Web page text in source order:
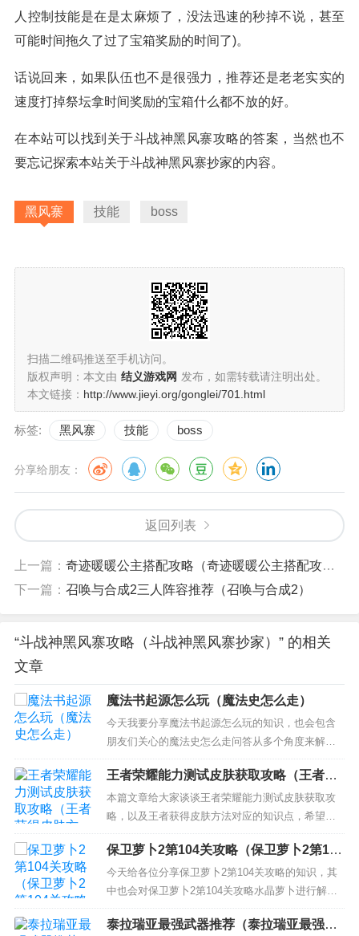
人控制技能是在是太麻烦了，没法迅速的秒掉不说，甚至
可能时间拖久了过了宝箱奖励的时间了)。
话说回来，如果队伍也不是很强力，推荐还是老老实实的
速度打掉祭坛拿时间奖励的宝箱什么都不放的好。
在本站可以找到关于斗战神黑风寨攻略的答案，当然也不
要忘记探索本站关于斗战神黑风寨抄家的内容。
黑风寨 技能 boss
扫描二维码推送至手机访问。
版权声明：本文由 结义游戏网 发布，如需转载请注明出处。
本文链接： http://www.jieyi.org/gonglei/701.html
标签: 黑风寨 技能 boss
分享给朋友：
返回列表
上一篇： 奇迹暖暖公主搭配攻略（奇迹暖暖公主搭配攻略图）
下一篇： 召唤与合成2三人阵容推荐（召唤与合成2）
“斗战神黑风寨攻略（斗战神黑风寨抄家）” 的相关
文章
魔法书起源怎么玩（魔法史怎么走）
今天我要分享魔法书起源怎么玩的知识，也会包含
朋友们关心的魔法史怎么走问答从多个角度来解
答，我希望能够解决你现在遇到的问题！ 本文目录
一览： 1、我的世界魔法书有什么用 属性用途详解
详解怎么玩 2、魔法书有什么用 3、我的世界里的魔
法书怎么用 我的世界手机版魔法书怎么使用 4、魔
法书起...
王者荣耀能力测试皮肤获取攻略（王者获
得皮肤方法）
本篇文章给大家谈谈王者荣耀能力测试皮肤获取攻
略，以及王者获得皮肤方法对应的知识点，希望对
各位有所帮助，不要忘了收藏本站喔。 本文目录一
览： 1、王者荣耀中怎样获取内测皮肤？ 2、王者荣
耀绝悟人机史诗皮肤怎么获得 3、王者荣耀绝悟试炼
皮肤怎么挑自己想要的 4、王者能力测试皮肤怎么获
得...
保卫萝卜2第104关攻略（保卫萝卜2第104
关攻略水晶萝卜）
今天给各位分享保卫萝卜2第104关攻略的知识，其
中也会对保卫萝卜2第104关攻略水晶萝卜进行解
释，如果能碰巧解决你现在面临的问题，别忘了关
注本站，现在开始吧！ 本文目录一览： 1、保卫萝
泰拉瑞亚最强武器推荐（泰拉瑞亚最强武